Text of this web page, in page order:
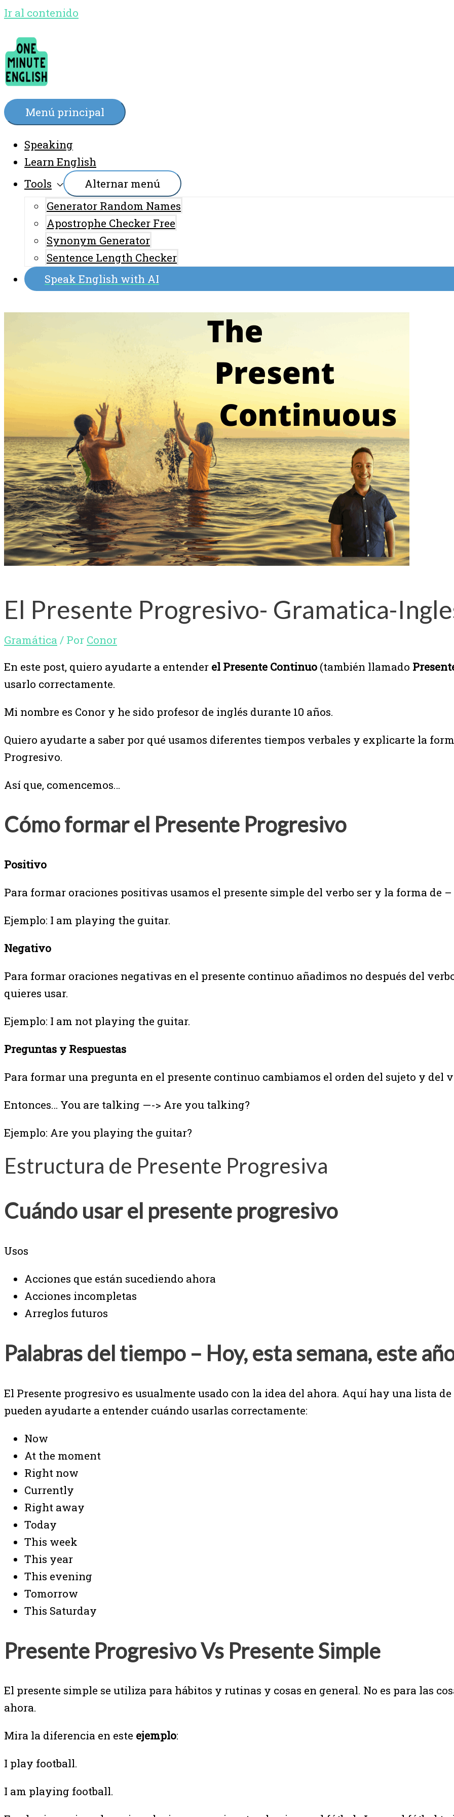
Ir al contenido
Menú principal
Speaking
Learn English
Tools
Alternar menú
Generator Random Names
Apostrophe Checker Free
Synonym Generator
Sentence Length Checker
Speak English with AI
El Presente Progresivo- Gramatica-
Gramática / Por Conor
En este post, quiero ayudarte a entender el Presente Continuo (también llamado
usarlo correctamente.
Mi nombre es Conor y he sido profesor de inglés durante 10 años.
Quiero ayudarte a saber por qué usamos diferentes tiempos verbales y explicarte la
Progresivo.
Así que, comencemos…
Cómo formar el Presente Progresivo
Positivo
Para formar oraciones positivas usamos el presente simple del verbo ser y la forma de
Ejemplo: I am playing the guitar.
Negativo
Para formar oraciones negativas en el presente continuo añadimos no después del
quieres usar.
Ejemplo: I am not playing the guitar.
Preguntas y Respuestas
Para formar una pregunta en el presente continuo cambiamos el orden del sujeto y del
Entonces… You are talking —-> Are you talking?
Ejemplo: Are you playing the guitar?
Estructura de Presente Progresiva
Cuándo usar el presente progresivo
Usos
Acciones que están sucediendo ahora
Acciones incompletas
Arreglos futuros
Palabras del tiempo – Hoy, esta semana, este
El Presente progresivo es usualmente usado con la idea del ahora. Aquí hay una lista
pueden ayudarte a entender cuándo usarlas correctamente:
Now
At the moment
Right now
Currently
Right away
Today
This week
This year
This evening
Tomorrow
This Saturday
Presente Progresivo Vs Presente Simple
El presente simple se utiliza para hábitos y rutinas y cosas en general. No es para las
ahora.
Mira la diferencia en este ejemplo:
I play football.
I am playing football.